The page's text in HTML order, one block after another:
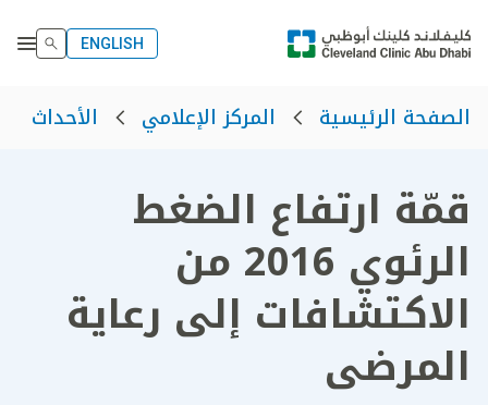
ENGLISH
الصفحة الرئيسية المركز الإعلامي الأحداث
قمّة ارتفاع الضغط
الرئوي 2016 من
الاكتشافات إلى رعاية
المرضى